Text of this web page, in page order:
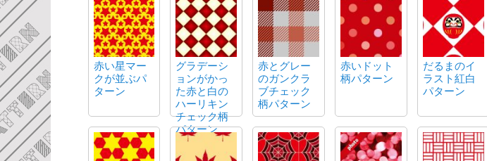
赤い星マー
クが並ぶパ
ターン
グラデーシ
ョンがかっ
た赤と白の
ハーリキン
チェック柄
パターン
赤とグレー
のガンクラ
ブチェック
柄パターン
赤いドット
柄パターン
だるまのイ
ラスト紅白
パターン